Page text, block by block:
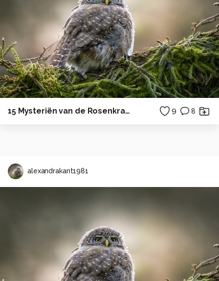
15 Mysteriën van de Rosenkrans 9 8
alexandrakant1981